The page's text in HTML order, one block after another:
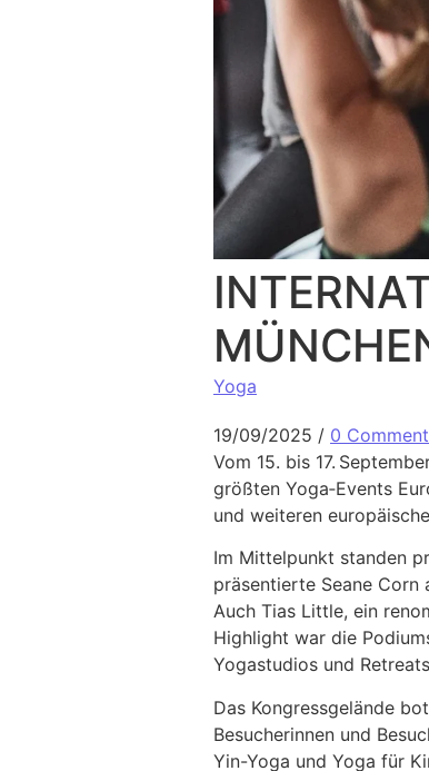
Yoga
19/09/2025 / 0
Vom 15. bis 17.
größten Yoga‑Events
und weiteren
Im Mittelpunkt standen
präsentierte Seane Corn
Auch Tias Little, ein
Highlight war die
Yogastudios und
Das Kongressgelände
Besucherinnen und
Yin-Yoga und Yoga für